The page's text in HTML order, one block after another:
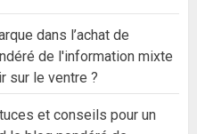
dans l’achat de
de l'information mixte
sur le ventre ?
et conseils pour un